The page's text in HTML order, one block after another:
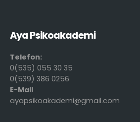
Aya Psikoakademi
Telefon:
0(535) 055 30 35
0(539) 386 0256
E-Mail
ayapsikoakademi@gmail.com